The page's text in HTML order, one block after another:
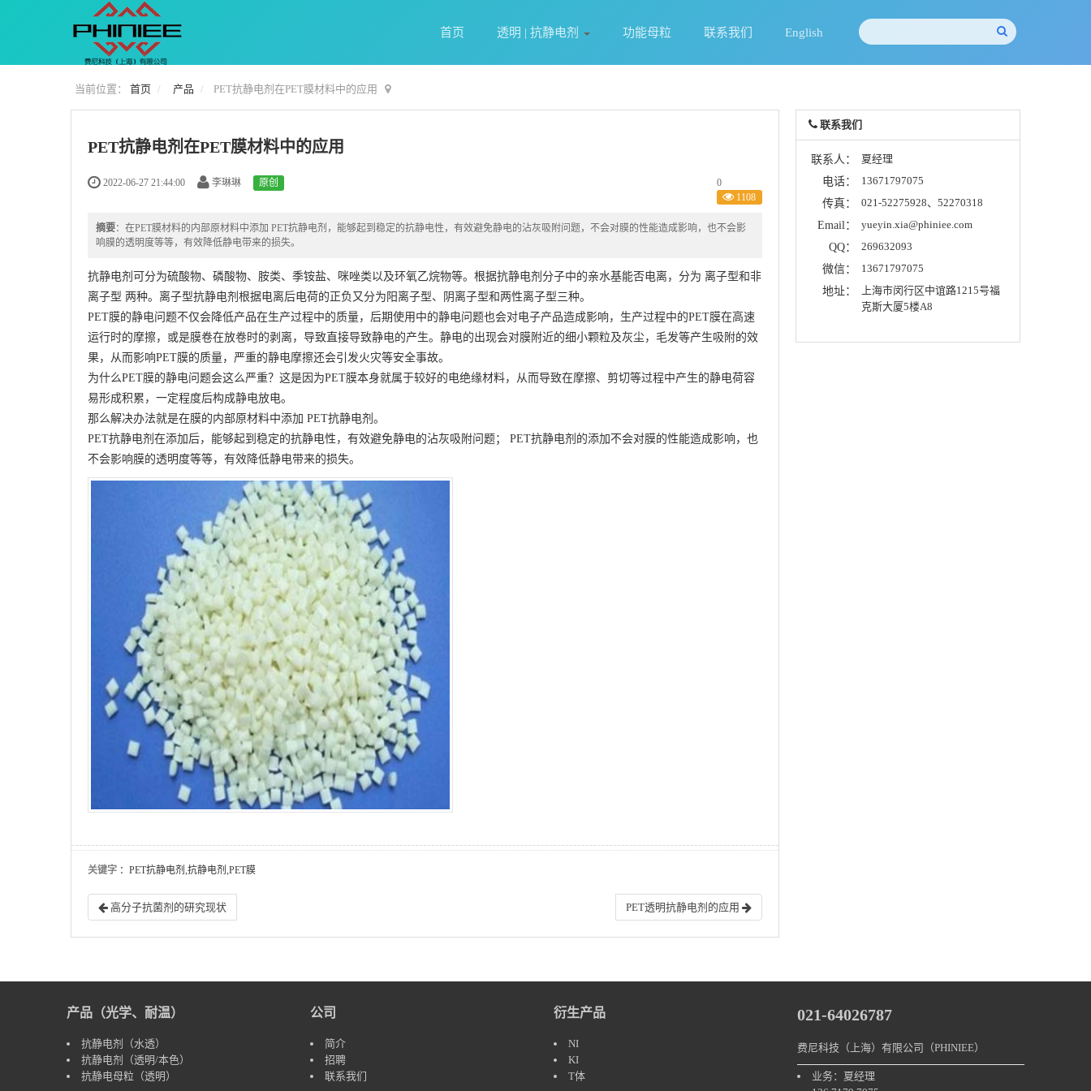
首页 透明 | 抗静电剂 功能母粒 联系我们 English
当前位置： 首页 产品 PET抗静电剂在PET膜材料中的应用
PET抗静电剂在PET膜材料中的应用
2022-06-27 21:44:00 李琳琳 原创
0
1108
摘要：在PET膜材料的内部原材料中添加 PET抗静电剂，能够起到稳定的抗静电性，有效避免静电的沾灰吸附问题，不会对膜的性能造成影响，也不会影
响膜的透明度等等，有效降低静电带来的损失。
抗静电剂 可分为硫酸物、磷酸物、胺类、季铵盐、咪唑类以及环氧乙烷物等。根据抗静电剂分子中的亲水基能否电离，分为 离子型和非
离子型 两种。离子型抗静电剂根据电离后电荷的正负又分为阳离子型、阴离子型和两性离子型三种。
PET膜的静电问题不仅会降低产品在生产过程中的质量，后期使用中的静电问题也会对电子产品造成影响，生产过程中的PET膜在高速
运行时的摩擦，或是膜卷在放卷时的剥离，导致直接导致静电的产生。静电的出现会对膜附近的细小颗粒及灰尘，毛发等产生吸附的效
果，从而影响PET膜的质量，严重的静电摩擦还会引发火灾等安全事故。
为什么PET膜的静电问题会这么严重？这是因为PET膜本身就属于较好的电绝缘材料，从而导致在摩擦、剪切等过程中产生的静电荷容
易形成积累，一定程度后构成静电放电。
那么解决办法就是在膜的内部原材料中添加 PET抗静电剂 。
PET抗静电剂 在添加后，能够起到稳定的抗静电性，有效避免静电的沾灰吸附问题； PET抗静电剂 的添加不会对膜的性能造成影响，也
不会影响膜的透明度等等，有效降低静电带来的损失。
关键字 ：PET抗静电剂,抗静电剂,PET膜
高分子抗菌剂的研究现状 PET透明抗静电剂的应用
联系我们
联系人：
夏经理
电话：
13671797075
传真：
021-52275928、52270318
Email：
yueyin.xia@phiniee.com
QQ：
269632093
微信：
13671797075
地址：
上海市闵行区中谊路1215号福
克斯大厦5楼A8
产品（光学、耐温）
抗静电剂（水透）
抗静电剂（透明/本色）
抗静电母粒（透明）
公司
简介
招聘
联系我们
衍生产品
NI
KI
T体
021-64026787
费尼科技（上海）有限公司（PHINIEE）
业务：夏经理